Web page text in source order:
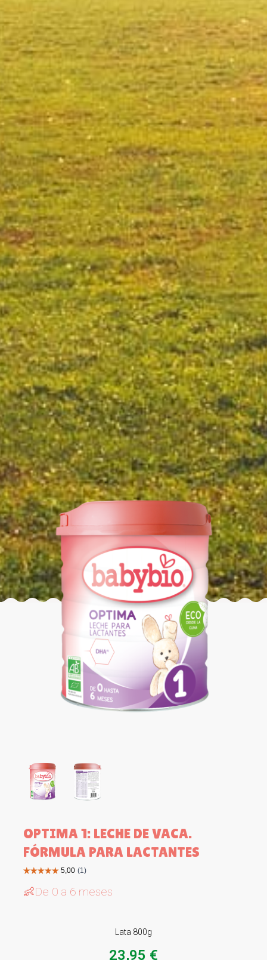
OPTIMA 1: LECHE DE VACA.
FÓRMULA PARA LACTANTES
👶De 0 a 6 meses
Lata 800g
23,95 €